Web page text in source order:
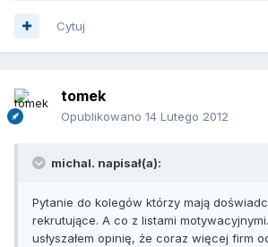
Cytuj
tomek
Opublikowano 14 Lutego 2012
michal. napisał(a):
Pytanie do kolegów którzy mają
rekrutujące. A co z listami
usłyszałem opinię, że coraz więcej firm